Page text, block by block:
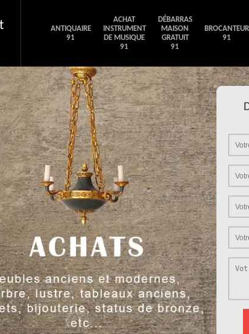
ANTIQUAIRE
91
ACHAT
INSTRUMENT
DE MUSIQUE
91
DÉBARRAS
MAISON
GRATUIT
91
BROCANTEUR
91